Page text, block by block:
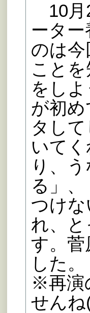
10月
ータ
のは
こと
をし
が初
タし
いて
り、
る」
つけ
れ、
す。菅
した。
※再演
せんね